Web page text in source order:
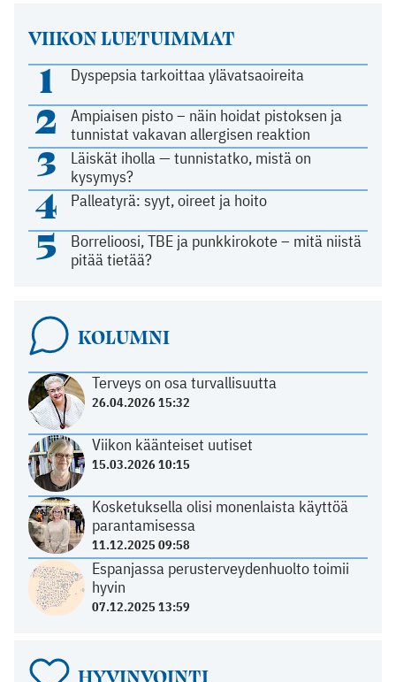
VIIKON LUETUIMMAT
1 Dyspepsia tarkoittaa ylävatsaoireita
2
Ampiaisen pisto – näin hoidat pistoksen ja
tunnistat vakavan allergisen reaktion
3
Läiskät iholla — tunnistatko, mistä on
kysymys?
4 Palleatyrä: syyt, oireet ja hoito
5
Borrelioosi, TBE ja punkkirokote – mitä niistä
pitää tietää?
KOLUMNI
Terveys on osa turvallisuutta
26.04.2026 15:32
Viikon käänteiset uutiset
15.03.2026 10:15
Kosketuksella olisi monenlaista käyttöä
parantamisessa
11.12.2025 09:58
Espanjassa perusterveydenhuolto toimii
hyvin
07.12.2025 13:59
HYVINVOINTI